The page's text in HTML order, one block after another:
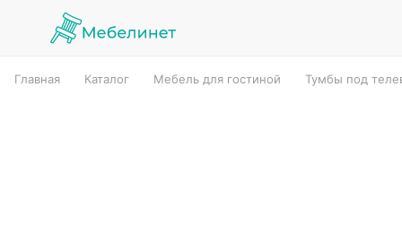
Главная Каталог Мебель для гостиной Тумбы под